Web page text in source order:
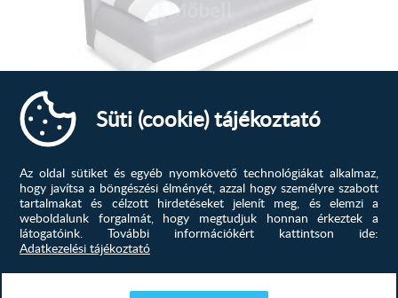
Luna kanapé C, Sötétszürke-Fehér
Praktikus, helytakarékos, kényelmes és az Öné! Keresse
meg kanapéját nálunk!...
315 500Ft
Süti (cookie) tájékoztató
Az oldal sütiket és egyéb nyomkövető technológiákat alkalmaz,
hogy javítsa a böngészési élményét, azzal hogy személyre szabott
tartalmakat és célzott hirdetéseket jelenít meg, és elemzi a
weboldalunk forgalmát, hogy megtudjuk honnan érkeztek a
látogatóink.
További információkért kattintson ide:
Adatkezelési tájékoztató